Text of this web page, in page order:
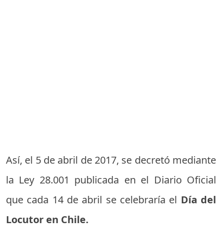
Así, el 5 de abril de 2017, se decretó mediante
la Ley 28.001 publicada en el Diario Oficial
que cada 14 de abril se celebraría el Día del
Locutor en Chile.